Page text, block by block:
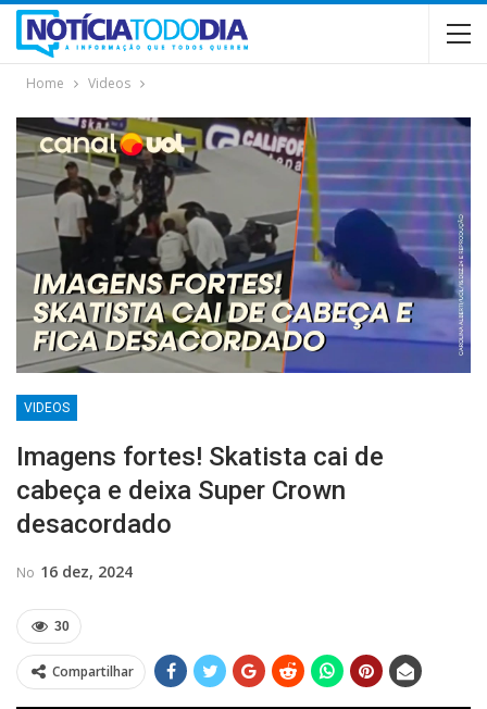
Home Videos
VIDEOS
Imagens fortes! Skatista cai de
cabeça e deixa Super Crown
desacordado
No 16 dez, 2024
30
Compartilhar